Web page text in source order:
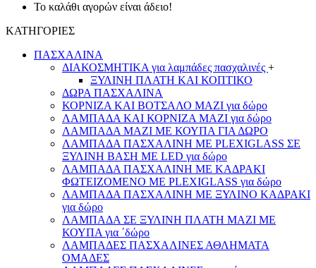
Το καλάθι αγορών είναι άδειο!
ΚΑΤΗΓΟΡΙΕΣ
ΠΑΣΧΑΛΙΝΑ
ΔΙΑΚΟΣΜΗΤΙΚΑ για λαμπάδες πασχαλινές +
ΞΥΛΙΝΗ ΠΛΑΤΗ ΚΑΙ ΚΟΠΤΙΚΟ
ΔΩΡΑ ΠΑΣΧΑΛΙΝΑ
ΚΟΡΝΙΖΑ ΚΑΙ ΒΟΤΣΑΛΟ ΜΑΖΙ για δώρο
ΛΑΜΠΑΔΑ ΚΑΙ ΚΟΡΝΙΖΑ ΜΑΖΙ για δώρο
ΛΑΜΠΑΔΑ ΜΑΖΙ ΜΕ ΚΟΥΠΑ ΓΙΑ ΔΩΡΟ
ΛΑΜΠΑΔΑ ΠΑΣΧΑΛΙΝΗ ΜΕ PLEXIGLASS ΣΕ
ΞΥΛΙΝΗ ΒΑΣΗ ΜΕ LED για δώρο
ΛΑΜΠΑΔΑ ΠΑΣΧΑΛΙΝΗ ΜΕ ΚΑΔΡΑΚΙ
ΦΩΤΕΙΖΟΜΕΝΟ ΜΕ PLEXIGLASS για δώρο
ΛΑΜΠΑΔΑ ΠΑΣΧΑΛΙΝΗ ΜΕ ΞΥΛΙΝΟ ΚΑΔΡΑΚΙ
για δώρο
ΛΑΜΠΑΔΑ ΣΕ ΞΥΛΙΝΗ ΠΛΑΤΗ ΜΑΖΙ ΜΕ
ΚΟΥΠΑ για ΄δώρο
ΛΑΜΠΑΔΕΣ ΠΑΣΧΑΛΙΝΕΣ ΑΘΛΗΜΑΤΑ
ΟΜΑΔΕΣ